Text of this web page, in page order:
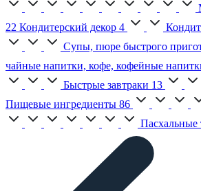
22 Кондитерский декор 4
Супы, пюре быстрого
чайные напитки, кофе, кофейные
Быстрые завтраки 13
Пищевые ингредиенты 86
Пасхальные